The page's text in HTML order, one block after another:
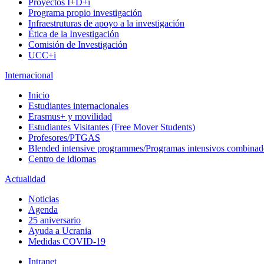
Proyectos I+D+i
Programa propio investigación
Infraestruturas de apoyo a la investigación
Ética de la Investigación
Comisión de Investigación
UCC+i
Internacional
Inicio
Estudiantes internacionales
Erasmus+ y movilidad
Estudiantes Visitantes (Free Mover Students)
Profesores/PTGAS
Blended intensive programmes/Programas intensivos
Centro de idiomas
Actualidad
Noticias
Agenda
25 aniversario
Ayuda a Ucrania
Medidas COVID-19
Intranet